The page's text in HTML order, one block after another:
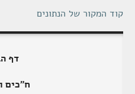
קוד המקור של הנתונים
דף
ח"כים